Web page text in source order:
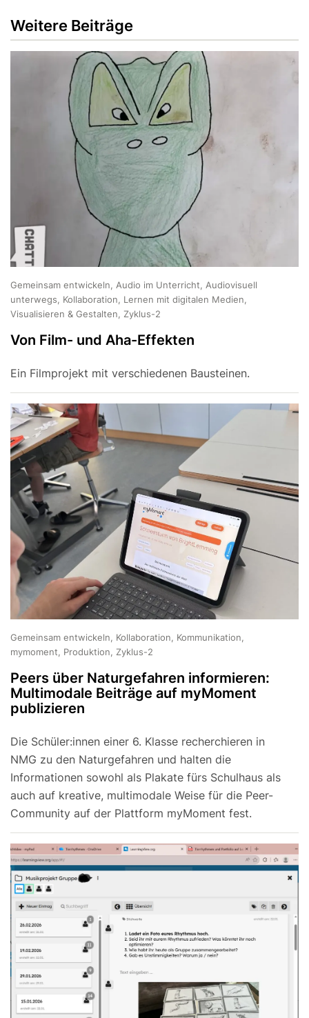
Weitere Beiträge
Gemeinsam entwickeln, Audio im Unterricht, Audiovisuell
unterwegs, Kollaboration, Lernen mit digitalen Medien,
Visualisieren & Gestalten, Zyklus-2
Von Film- und Aha-Effekten
Ein Filmprojekt mit verschiedenen Bausteinen.
Gemeinsam entwickeln, Kollaboration, Kommunikation,
mymoment, Produktion, Zyklus-2
Peers über Naturgefahren informieren:
Multimodale Beiträge auf myMoment
publizieren
Die Schüler:innen einer 6. Klasse recherchieren in
NMG zu den Naturgefahren und halten die
Informationen sowohl als Plakate fürs Schulhaus als
auch auf kreative, multimodale Weise für die Peer-
Community auf der Plattform myMoment fest.